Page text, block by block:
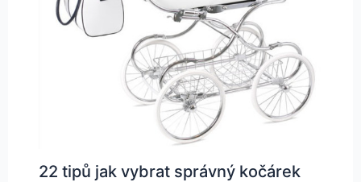
22 tipů jak vybrat správný kočárek